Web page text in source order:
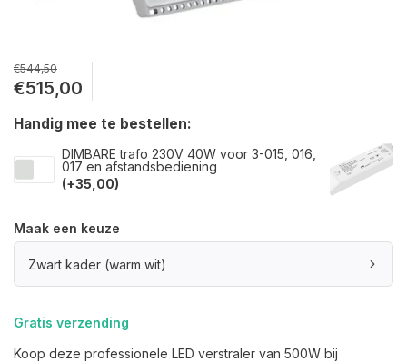
€544,50
€515,00
Handig mee te bestellen:
DIMBARE trafo 230V 40W voor 3-015, 016,
017 en afstandsbediening
(+35,00)
Maak een keuze
Zwart kader (warm wit)
Gratis verzending
Koop deze professionele LED verstraler van 500W bij